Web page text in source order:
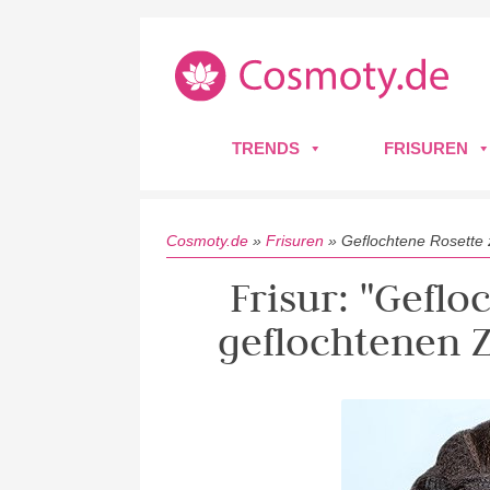
TRENDS FRISUREN
Cosmoty.de » Frisuren » Geflochtene Rosette
Frisur:
geflochtenen